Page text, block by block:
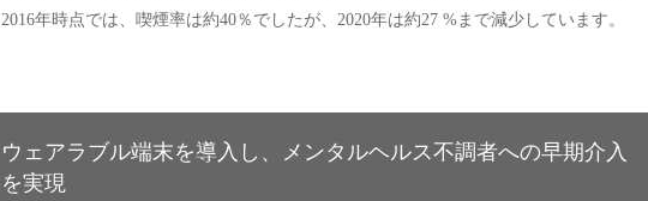
2016年時点では、喫煙率は約40％でしたが、2020年は約27 %まで減少しています。
ウェアラブル端末を導入し、メンタルヘルス不調者への早期介入
を実現